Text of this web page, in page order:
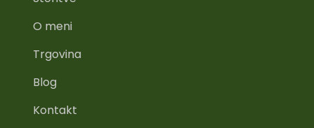
O meni
Trgovina
Blog
Kontakt